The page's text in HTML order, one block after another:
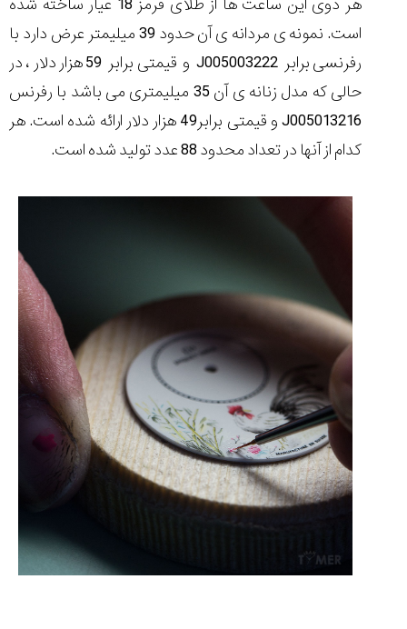
هر دوی این ساعت ها از طلای قرمز 18 عیار ساخته شده
است. نمونه ی مردانه ی آن حدود 39 میلیمتر عرض دارد با
رفرنسی برابر J005003222
و قیمتی برابر 59 هزار دلار ، در
حالی که مدل زنانه ی آن 35 میلیمتری می باشد با رفرنس
J005013216
و قیمتی برابر49 هزار دلار ارائه شده است. هر
کدام از آنها در تعداد محدود 88 عدد تولید شده است.